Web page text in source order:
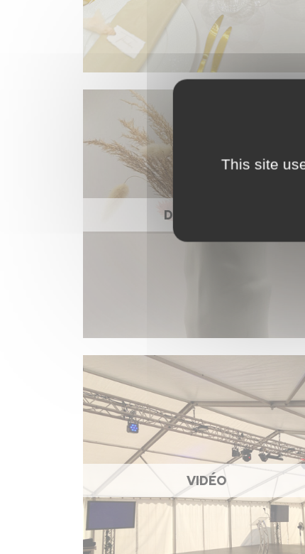
DÉCORATION
VIDÉO
This site